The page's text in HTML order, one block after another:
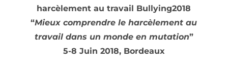
harcèlement au travail Bullying2018
“Mieux comprendre le harcèlement au
travail dans un monde en mutation”
5-8 Juin 2018, Bordeaux